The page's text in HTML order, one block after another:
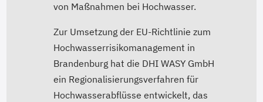
von Maßnahmen bei Hochwasser.
Zur Umsetzung der EU-Richtlinie zum
Hochwasserrisikomanagement in
Brandenburg hat die DHI WASY GmbH
ein Regionalisierungsverfahren für
Hochwasserabflüsse entwickelt, das